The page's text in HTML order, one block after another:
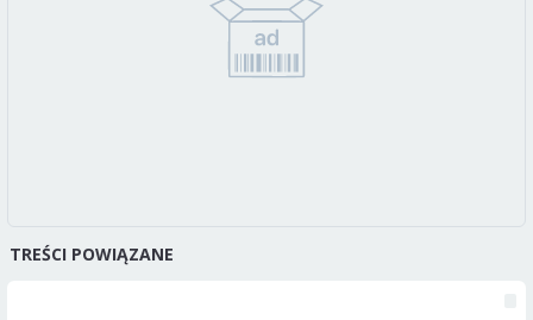
TREŚCI POWIĄZANE